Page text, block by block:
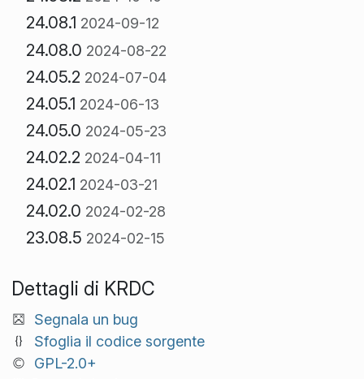
24.08.1 2024-09-12
24.08.0 2024-08-22
24.05.2 2024-07-04
24.05.1 2024-06-13
24.05.0 2024-05-23
24.02.2 2024-04-11
24.02.1 2024-03-21
24.02.0 2024-02-28
23.08.5 2024-02-15
Dettagli di KRDC
Segnala un bug
Sfoglia il codice sorgente
GPL-2.0+